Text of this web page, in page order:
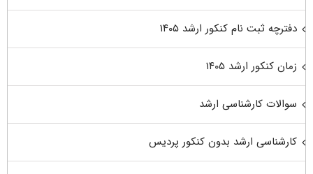
دفترچه ثبت نام کنکور ارشد ۱۴۰۵
زمان کنکور ارشد ۱۴۰۵
سوالات کارشناسی ارشد
کارشناسی ارشد بدون کنکور پردیس